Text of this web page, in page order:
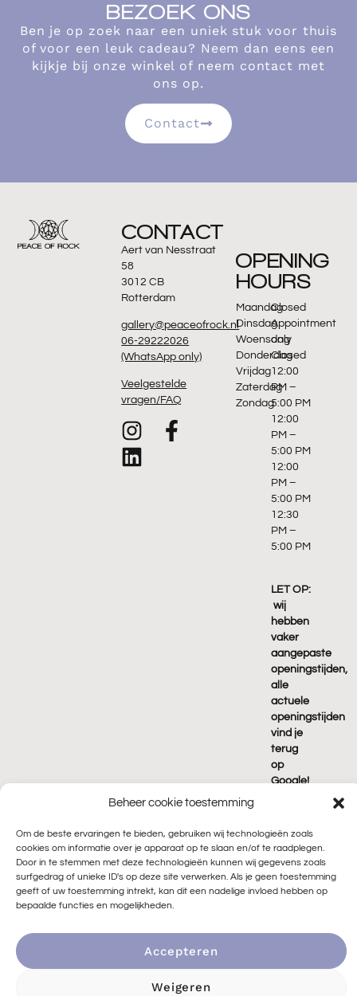
Beheer cookie toestemming
Om de beste ervaringen te bieden, gebruiken wij technologieën zoals
cookies om informatie over je apparaat op te slaan en/of te raadplegen.
Door in te stemmen met deze technologieën kunnen wij gegevens zoals
surfgedrag of unieke ID's op deze site verwerken. Als je geen toestemming
geeft of uw toestemming intrekt, kan dit een nadelige invloed hebben op
bepaalde functies en mogelijkheden.
Accepteren
Weigeren
BEZOEK ONS
Ben je op zoek naar een uniek stuk voor thuis
of voor een leuk cadeau? Neem dan eens een
kijkje bij onze winkel of neem contact met
ons op.
Contact
CONTACT
Aert van Nesstraat
58
3012 CB
Rotterdam
gallery@peaceofrock.nl
06-29222026
(WhatsApp only)
Veelgestelde
vragen/FAQ
OPENING
HOURS
Maandag
Dinsdag
Woensdag
Donderdag
Vrijdag
Zaterdag
Zondag
Closed
Appointment
only
Closed
12:00
PM –
5:00 PM
12:00
PM –
5:00 PM
12:00
PM –
5:00 PM
12:30
PM –
5:00 PM
LET OP:
wij
hebben
vaker
aangepaste
openingstijden,
alle
actuele
openingstijden
vind je
terug
op
Google!
© 2026 Peace of Rock |🌱 Duurzaam ontwikkeld door
Privacyverklaring Klarna